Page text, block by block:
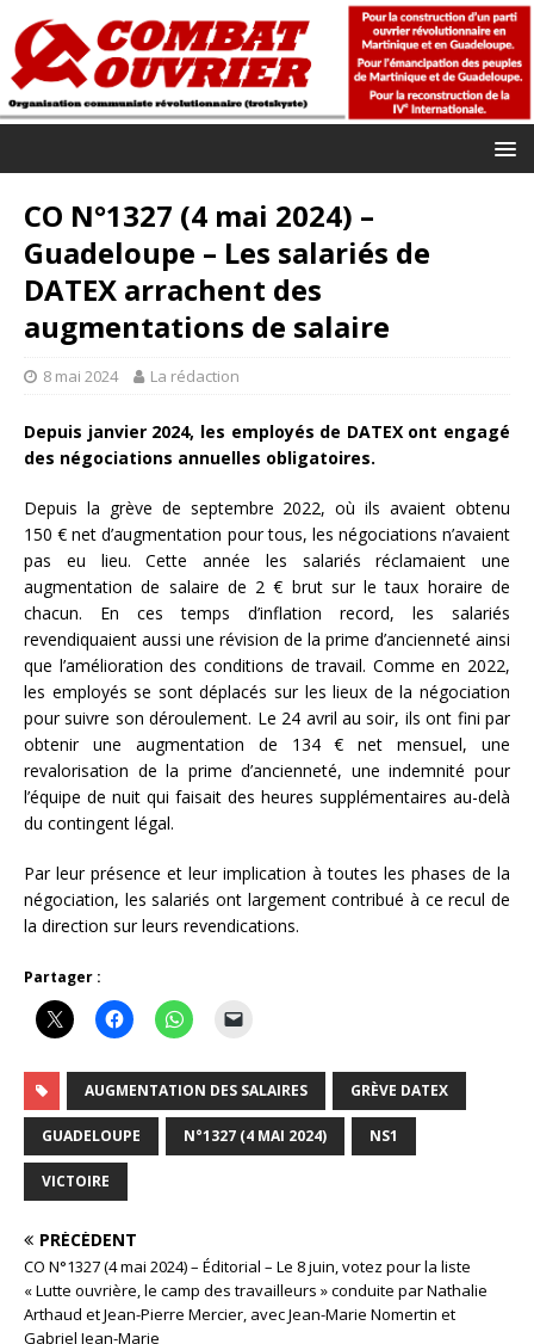
CO N°1327 (4 mai 2024) –
Guadeloupe – Les salariés de
DATEX arrachent des
augmentations de salaire
8 mai 2024 La rédaction
Depuis janvier 2024, les employés de DATEX ont engagé
des négociations annuelles obligatoires.
Depuis la grève de septembre 2022, où ils avaient obtenu
150 € net d’augmentation pour tous, les négociations n’avaient
pas eu lieu. Cette année les salariés réclamaient une
augmentation de salaire de 2 € brut sur le taux horaire de
chacun. En ces temps d’inflation record, les salariés
revendiquaient aussi une révision de la prime d’ancienneté ainsi
que l’amélioration des conditions de travail. Comme en 2022,
les employés se sont déplacés sur les lieux de la négociation
pour suivre son déroulement. Le 24 avril au soir, ils ont fini par
obtenir une augmentation de 134 € net mensuel, une
revalorisation de la prime d’ancienneté, une indemnité pour
l’équipe de nuit qui faisait des heures supplémentaires au-delà
du contingent légal.
Par leur présence et leur implication à toutes les phases de la
négociation, les salariés ont largement contribué à ce recul de
la direction sur leurs revendications.
Partager :
AUGMENTATION DES SALAIRES GRÈVE DATEX
GUADELOUPE N°1327 (4 MAI 2024) NS1
VICTOIRE
PRÉCÉDENT
CO N°1327 (4 mai 2024) – Éditorial – Le 8 juin, votez pour la liste
« Lutte ouvrière, le camp des travailleurs » conduite par Nathalie
Arthaud et Jean-Pierre Mercier, avec Jean-Marie Nomertin et
Gabriel Jean-Marie